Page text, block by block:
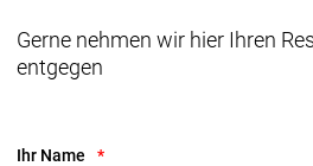
Gerne nehmen wir hier Ihren
entgegen
Ihr Name